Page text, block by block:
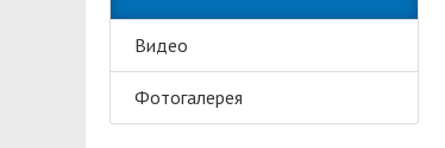
Видео
Фотогалерея